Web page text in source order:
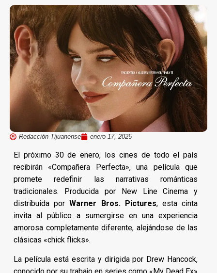
Redacción Tijuanense enero 17, 2025
El próximo 30 de enero, los cines de todo el país
recibirán «Compañera Perfecta», una película que
promete redefinir las narrativas románticas
tradicionales. Producida por New Line Cinema y
distribuida porWarner Bros. Pictures, esta cinta
invita al público a sumergirse en una experiencia
amorosa completamente diferente, alejándose de las
clásicas «chick flicks».
La película está escrita y dirigida por Drew Hancock,
conocido por su trabajo en series como «My Dead Ex»